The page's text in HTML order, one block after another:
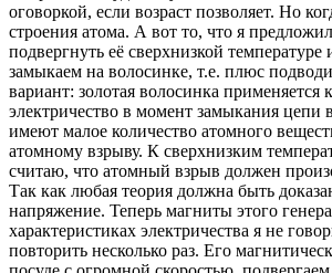
оговоркой, если возраст позволяет. Но
строения атома. А вот то, что я
подвергнуть её сверхнизкой
замыкаем на волосинке, т.е. плюс
вариант: золотая волосинка
электричество в момент замыкания цепи
имеют малое количество атомного
атомному взрыву. К сверхнизким
считаю, что атомный взрыв должен
Так как любая теория должна быть
напряжение. Теперь магниты этого
характеристиках электричества я не
повторить несколько раз. Его